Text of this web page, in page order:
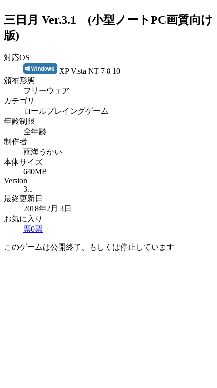
三日月 Ver.3.1 (小型ノートPC画質向け
版)
対応OS
XP Vista NT 7 8 10
頒布形態
フリーウェア
カテゴリ
ロールプレイングゲーム
年齢制限
全年齢
制作者
雨海うかい
本体サイズ
640MB
Version
3.1
最終更新日
2018年2月 3日
お気に入り
票0票
このゲームは公開終了、もしくは停止しています